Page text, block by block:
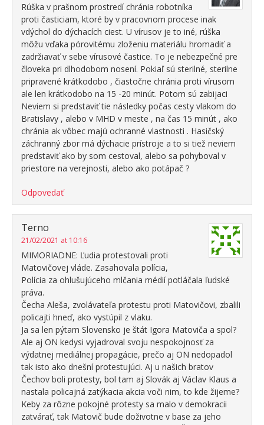
Rúška v prašnom prostredí chránia robotníka
proti časticiam, ktoré by v pracovnom procese inak
vdýchol do dýchacích ciest. U vírusov je to iné, rúška ​​
môžu vďaka pórovitému zloženiu materiálu hromadiť a
zadržiavať v sebe vírusové častice. To je nebezpečné pre
človeka pri dlhodobom nosení. Pokiaľ sú sterilné, sterilne
pripravené krátkodobo , čiastočne chránia proti vírusom
ale len krátkodobo na 15 -20 minút. Potom sú zabijaci
Neviem si predstaviť tie následky počas cesty vlakom do
Bratislavy , alebo v MHD v meste , na čas 15 minút , ako
chránia ak vôbec majú ochranné vlastnosti . Hasičský
záchranný zbor má dýchacie prístroje a to si tiež neviem
predstaviť ako by som cestoval, alebo sa pohyboval v
priestore na verejnosti, alebo ako potápač ?
Odpovedať
Terno
21/02/2021 at 10:16
MIMORIADNE: Ľudia protestovali proti
Matovičovej vláde. Zasahovala polícia,
Polícia za ohlušujúceho mlčania médií potláčala ľudské
práva.
Čecha Aleša, zvolávateľa protestu proti Matovičovi, zbalili
policajti hneď, ako vystúpil z vlaku.
Ja sa len pýtam Slovensko je štát Igora Matoviča a spol?
Ale aj ON kedysi vyjadroval svoju nespokojnosť za
výdatnej mediálnej propagácie, prečo aj ON nedopadol
tak isto ako dnešní protestujúci. Aj u našich bratov
Čechov boli protesty, bol tam aj Slovák aj Václav Klaus a
nastala policajná zatýkacia akcia voči nim, to kde žijeme?
Keby za rôzne pokojné protesty sa malo v demokracii
zatvárať, tak Matovič bude doživotne v base za jeho